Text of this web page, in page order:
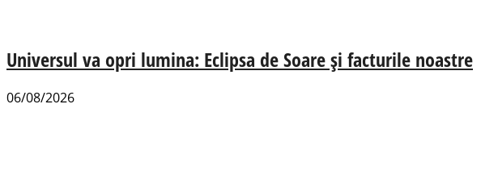
Universul va opri lumina: Eclipsa de Soare și facturile noastre
06/08/2026